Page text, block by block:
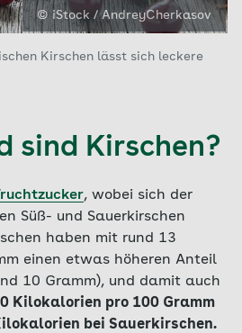
© iStock / AndreyCherkasov
Kirschen lässt sich leckere
sind Kirschen?
, wobei sich der
Süß- und Sauerkirschen
haben mit rund 13
einen etwas höheren Anteil
10 Gramm), und damit auch
Kilokalorien pro 100 Gramm
bei Sauerkirschen.